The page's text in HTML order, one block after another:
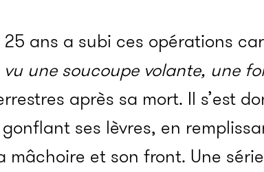
25 ans a subi ces opérations
vu une soucoupe volante, une
après sa mort. Il s’est
ses lèvres, en
mâchoire et son front. Une série